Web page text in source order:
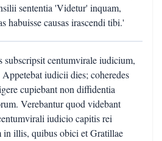
sententia 'Videtur' inquam,
habuisse causas irascendi tibi.'
subscripsit centumvirale iudicium,
iudicii dies; coheredes
cupiebant non diffidentia
Verebantur quod videbant
iudicio capitis rei
in illis, quibus obici et Gratillae